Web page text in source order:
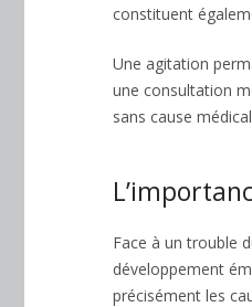
constituent
Une agitation
une consultation
sans cause
Face à un trouble
développement
précisément les